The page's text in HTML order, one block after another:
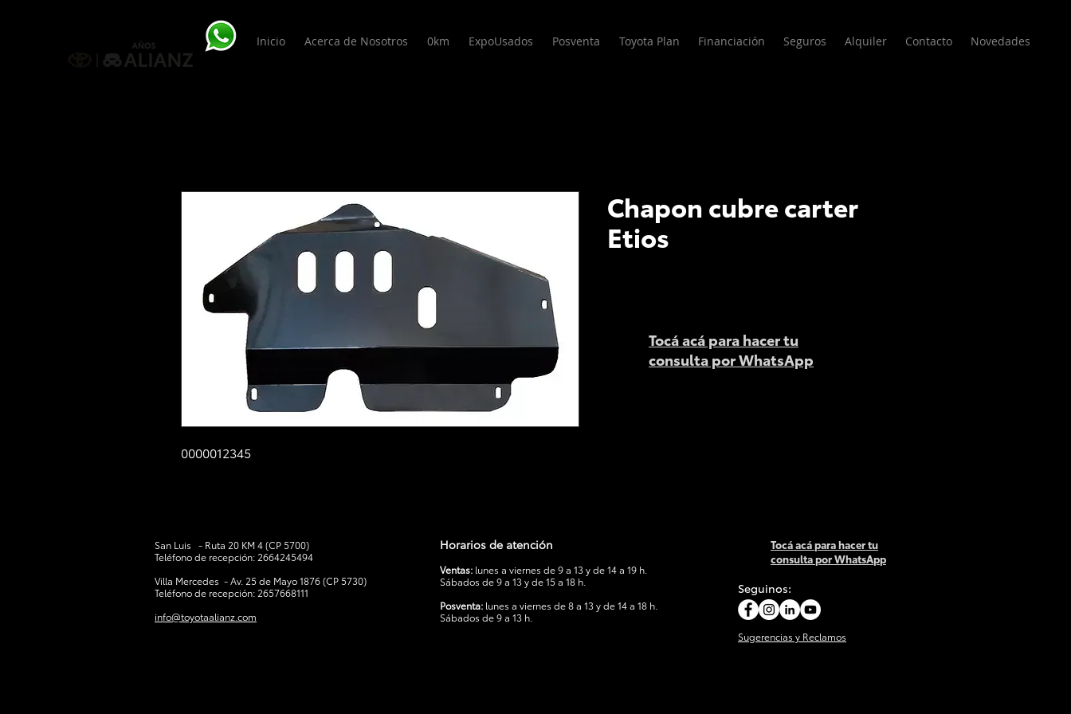
Inicio Acerca de Nosotros 0km ExpoUsados Posventa Toyota Plan Financiación Seguros Alquiler Contacto Novedades
0000012345
Chapon cubre carter
Etios
Tocá acá para hacer tu
consulta por WhatsApp
San Luis - Ruta 20 KM 4 (CP 5700)
Teléfono de recepción: 2664245494
Villa Mercedes - Av. 25 de Mayo 1876 (CP 5730)
Teléfono de recepción: 2657668111
info@toyotaalianz.com
Horarios de atención
Ventas: lunes a viernes de 9 a 13 y de 14 a 19 h.
Sábados de 9 a 13 y de 15 a 18 h.
Posventa: lunes a viernes de 8 a 13 y de 14 a 18 h.
Sábados de 9 a 13 h.
Tocá acá para hacer tu
consulta por WhatsApp
Seguinos:
Sugerencias y Reclamos